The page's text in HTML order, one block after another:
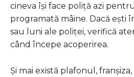
cineva își face poliță azi
programată mâine. Dacă ești
sau luni ale poliței, verifică
când începe acoperirea.
Și mai există plafonul,